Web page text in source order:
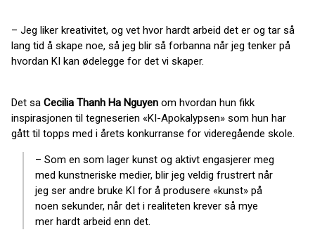
– Jeg liker kreativitet, og vet hvor hardt arbeid det er og tar så
lang tid å skape noe, så jeg blir så forbanna når jeg tenker på
hvordan KI kan ødelegge for det vi skaper.
Det sa Cecilia Thanh Ha Nguyen om hvordan hun fikk
inspirasjonen til tegneserien «KI-Apokalypsen» som hun har
gått til topps med i årets konkurranse for videregående skole.
– Som en som lager kunst og aktivt engasjerer meg
med kunstneriske medier, blir jeg veldig frustrert når
jeg ser andre bruke KI for å produsere «kunst» på
noen sekunder, når det i realiteten krever så mye
mer hardt arbeid enn det.